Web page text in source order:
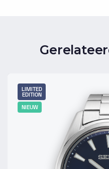
LIMITED
EDITION
NIEUW